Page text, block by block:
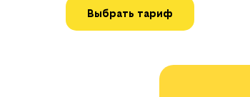
Выбрать тариф